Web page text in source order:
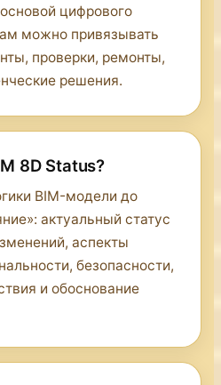
цифрового
можно привязывать
проверки, ремонты,
решения.
8D Status?
BIM-модели до
актуальный статус
аспекты
безопасности,
и обоснование